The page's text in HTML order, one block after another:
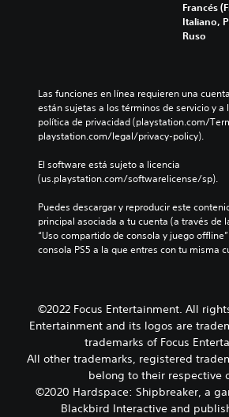
Francés
Italiano,
Ruso
Las funciones en línea requieren una
están sujetas a los términos de servicio y a
política de privacidad (playstation.com/
playstation.com/legal/privacy-policy).
El software está sujeto a licencia
(us.playstation.com/softwarelicense/sp).
Puedes descargar y reproducir este
principal asociada a tu cuenta (a través de
“Uso compartido de consola y juego
consola PS5 a la que entres con tu misma
©2022 Focus Entertainment. All
Entertainment and its logos are
trademarks of Focus
All other trademarks, registered
belong to their respective
©2020 Hardspace: Shipbreaker, a
Blackbird Interactive and